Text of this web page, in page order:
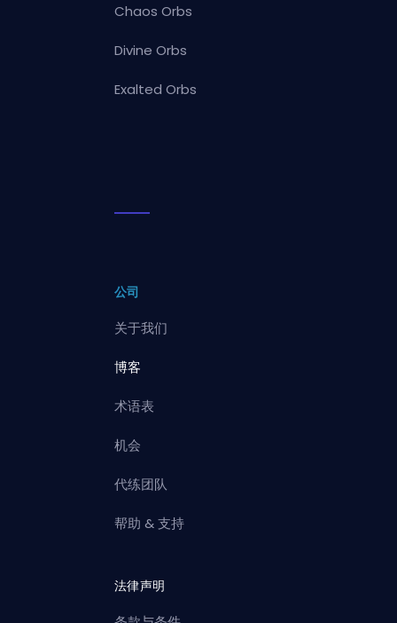
Chaos Orbs
Divine Orbs
Exalted Orbs
公司
关于我们
博客
术语表
机会
代练团队
帮助 & 支持
法律声明